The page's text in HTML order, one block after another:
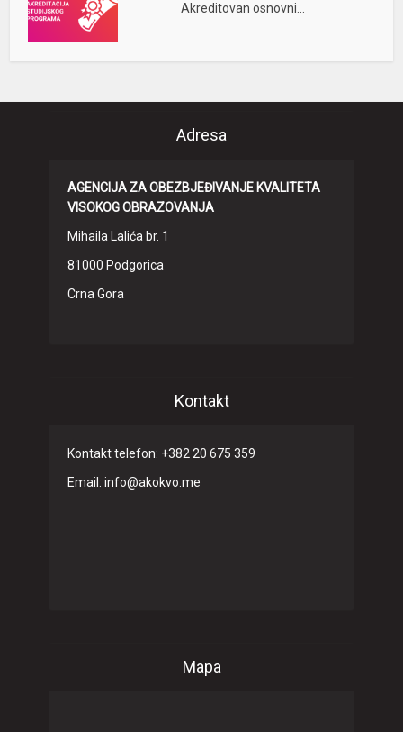
Akreditovan osnovni...
Adresa
AGENCIJA ZA OBEZBJEĐIVANJE KVALITETA
VISOKOG OBRAZOVANJA
Mihaila Lalića br. 1
81000 Podgorica
Crna Gora
Kontakt
Kontakt telefon: +382 20 675 359
Email: info@akokvo.me
Mapa